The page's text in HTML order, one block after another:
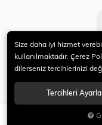
© 2021
Size daha iyi hizmet
kullanılmaktadır. Çerez
dilerseniz tercihlerinizi
Tercihleri Ayarla